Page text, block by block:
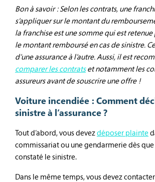
Bon à savoir : Selon les contrats, une
s’appliquer sur le montant du
la franchise est une somme qui est retenue
le montant remboursé en cas de sinistre.
d’une assurance à l’autre. Aussi, il est
comparer les contratset notamment les
assureurs avant de souscrire une offre !
Voiture incendiée : Comment
sinistre à l’assurance ?
Tout d’abord, vous devezdéposer plainte
commissariat ou une gendarmerie dès que
constaté le sinistre.
Dans le même temps, vous devez